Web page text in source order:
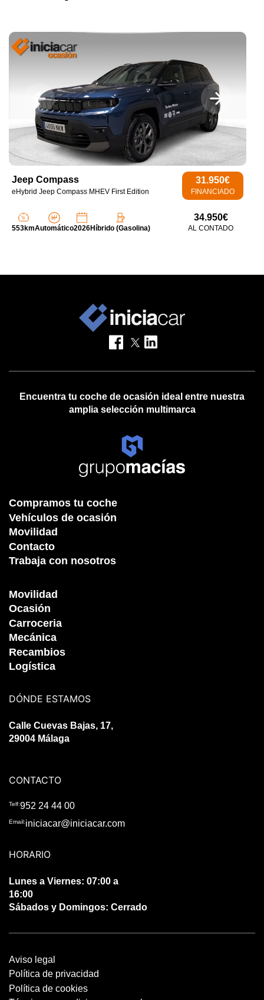
Jeep Compass
eHybrid Jeep Compass MHEV First Edition
31.950€
FINANCIADO
553kmAutomático2026Híbrido (Gasolina)
34.950€
AL CONTADO
Encuentra tu coche de ocasión ideal entre nuestra
amplia selección multimarca
Compramos tu coche
Vehículos de ocasión
Movilidad
Contacto
Trabaja con nosotros
Movilidad
Ocasión
Carroceria
Mecánica
Recambios
Logística
DÓNDE ESTAMOS
Calle Cuevas Bajas, 17,
29004 Málaga
CONTACTO
Telf:952 24 44 00
Email:iniciacar@iniciacar.com
HORARIO
Lunes a Viernes: 07:00 a
16:00
Sábados y Domingos: Cerrado
Aviso legal
Política de privacidad
Política de cookies